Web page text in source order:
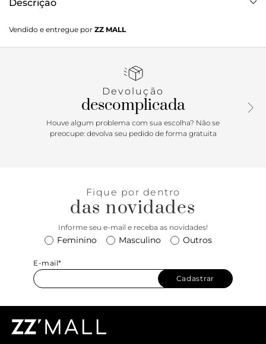
Descrição
apresenta nova construção de solado: robusto e esportivo.
Com cabedal todo em knit monocromático, o tênis knit
design geométrico por todo o cabedal, com atacador em
facilitando o calce. Com aplicação de tag marrom lateral e
etiqueta tecida Anacapri branca na lingueta.
Porque Apostar: Tênis em knit Anacapri é sinônimo de
Com corpo em knit - tecido que se ajusta como uma meia
no pé - esse modelinho desejo é simplesmente perfeito
Namorados! Deixe quem você ama andando nas nuvens! <3
Vendido e entregue por ZZ MALL
Devolução
descomplicada
Houve algum problema com sua escolha? Não se
preocupe: devolva seu pedido de forma gratuita
Fique por dentro
das novidades
Informe seu e-mail e receba as novidades!
Feminino Masculino Outros
E-mail*
Cadastrar